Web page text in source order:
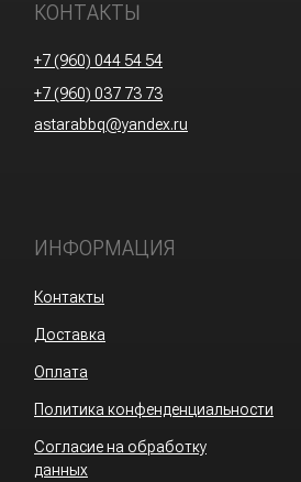
ИНФОРМАЦИЯ
КОНТАКТЫ
Согласие на обработку
данных
Доставка
Политика конфенденциальности
+7 (960) 044 54 54
+7 (960) 037 73 73
astarabbq@yandex.ru
Оплата
Контакты